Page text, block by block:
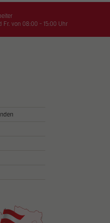
Fr. von 08:00 - 15:00 Uhr